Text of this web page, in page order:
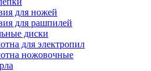
для ножей
для рашпилей
диски
для электропил
ножовочные